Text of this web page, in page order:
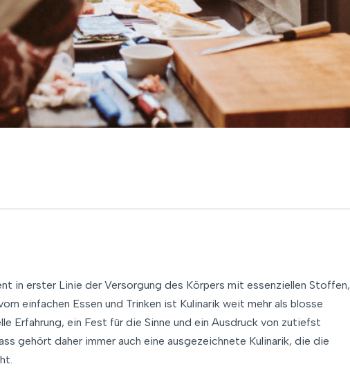
in erster Linie der Versorgung des Körpers mit essenziellen Stoffen,
einfachen Essen und Trinken ist Kulinarik weit mehr als blosse
Erfahrung, ein Fest für die Sinne und ein Ausdruck von zutiefst
gehört daher immer auch eine ausgezeichnete Kulinarik, die die